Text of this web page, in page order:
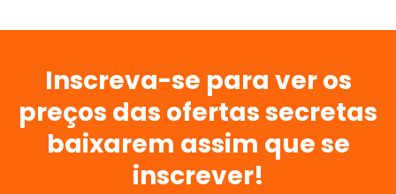
Inscreva-se para ver os
preços das ofertas secretas
baixarem assim que se
inscrever!